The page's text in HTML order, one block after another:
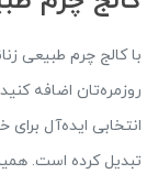
با کالج چرم طبیعی
روزمره‌تان اضافه
انتخابی ایده‌آل
تبدیل کرده است.